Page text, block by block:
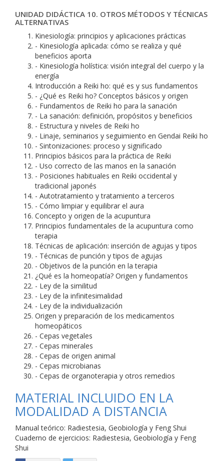
UNIDAD DIDÁCTICA 10. OTROS MÉTODOS Y TÉCNICAS
ALTERNATIVAS
Kinesiología: principios y aplicaciones prácticas
- Kinesiología aplicada: cómo se realiza y qué
beneficios aporta
- Kinesiología holística: visión integral del cuerpo y la
energía
Introducción a Reiki ho: qué es y sus fundamentos
- ¿Qué es Reiki ho? Conceptos básicos y origen
- Fundamentos de Reiki ho para la sanación
- La sanación: definición, propósitos y beneficios
- Estructura y niveles de Reiki ho
- Linaje, seminarios y seguimiento en Gendai Reiki ho
- Sintonizaciones: proceso y significado
Principios básicos para la práctica de Reiki
- Uso correcto de las manos en la sanación
- Posiciones habituales en Reiki occidental y
tradicional japonés
- Autotratamiento y tratamiento a terceros
- Cómo limpiar y equilibrar el aura
Concepto y origen de la acupuntura
Principios fundamentales de la acupuntura como
terapia
Técnicas de aplicación: inserción de agujas y tipos
- Técnicas de punción y tipos de agujas
- Objetivos de la punción en la terapia
¿Qué es la homeopatía? Origen y fundamentos
- Ley de la similitud
- Ley de la infinitesimalidad
- Ley de la individualización
Origen y preparación de los medicamentos
homeopáticos
- Cepas vegetales
- Cepas minerales
- Cepas de origen animal
- Cepas microbianas
- Cepas de organoterapia y otros remedios
MATERIAL INCLUIDO EN LA
MODALIDAD A DISTANCIA
Manual teórico: Radiestesia, Geobiología y Feng Shui
Cuaderno de ejercicios: Radiestesia, Geobiología y Feng
Shui